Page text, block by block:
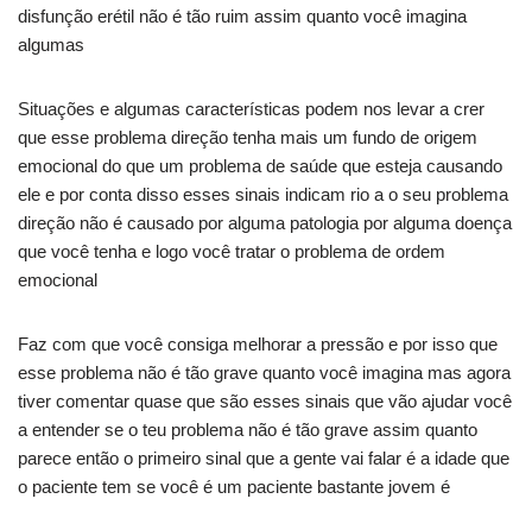
disfunção erétil não é tão ruim assim quanto você imagina
algumas
Situações e algumas características podem nos levar a crer
que esse problema direção tenha mais um fundo de origem
emocional do que um problema de saúde que esteja causando
ele e por conta disso esses sinais indicam rio a o seu problema
direção não é causado por alguma patologia por alguma doença
que você tenha e logo você tratar o problema de ordem
emocional
Faz com que você consiga melhorar a pressão e por isso que
esse problema não é tão grave quanto você imagina mas agora
tiver comentar quase que são esses sinais que vão ajudar você
a entender se o teu problema não é tão grave assim quanto
parece então o primeiro sinal que a gente vai falar é a idade que
o paciente tem se você é um paciente bastante jovem é